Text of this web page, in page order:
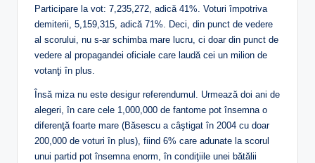
Participare la vot: 7,235,272, adică 41%. Voturi împotriva
demiterii, 5,159,315, adică 71%. Deci, din punct de vedere
al scorului, nu s-ar schimba mare lucru, ci doar din punct de
vedere al propagandei oficiale care laudă cei un milion de
votanţi în plus.
Însă miza nu este desigur referendumul. Urmează doi ani de
alegeri, în care cele 1,000,000 de fantome pot însemna o
diferenţă foarte mare (Băsescu a câştigat în 2004 cu doar
200,000 de voturi în plus), fiind 6% care adunate la scorul
unui partid pot însemna enorm, în condiţiile unei bătălii